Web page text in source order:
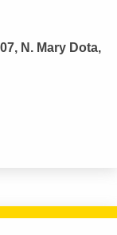
N. Mary Dota,